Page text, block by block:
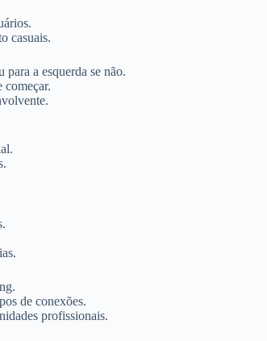
casuais.
a esquerda se não.
começar.
de conexões.
profissionais.